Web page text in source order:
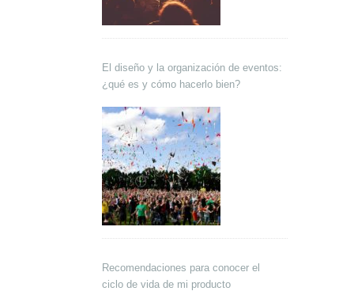
El diseño y la organización de eventos:
¿qué es y cómo hacerlo bien?
Recomendaciones para conocer el
ciclo de vida de mi producto